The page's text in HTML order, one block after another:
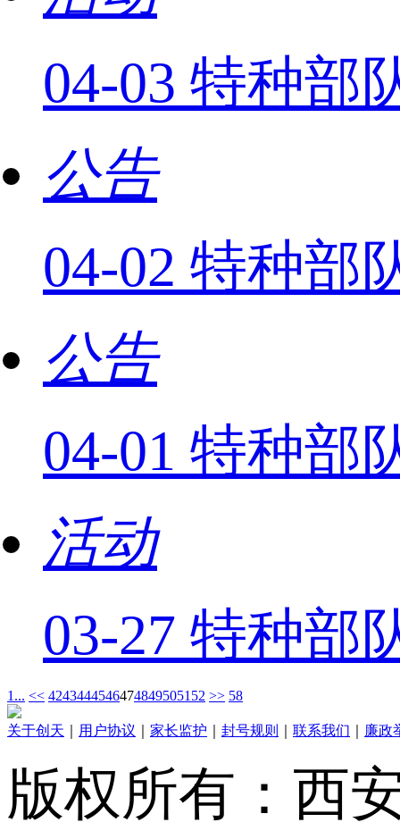
04-03 特种部
公告
04-02 特种部
公告
04-01 特种部
活动
03-27 特种部
1... << 42434445464748495051 52 >> 58
关于创天 用户协议 家长监护 封号规则 联系我们 廉政
版权所有：西